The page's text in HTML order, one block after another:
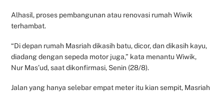
Alhasil, proses pembangunan atau renovasi rumah Wiwik
terhambat.
“Di depan rumah Masriah dikasih batu, dicor, dan dikasih kayu,
diadang dengan sepeda motor juga,” kata menantu Wiwik,
Nur Mas’ud, saat dikonfirmasi, Senin (28/8).
Jalan yang hanya selebar empat meter itu kian sempit, Masriah